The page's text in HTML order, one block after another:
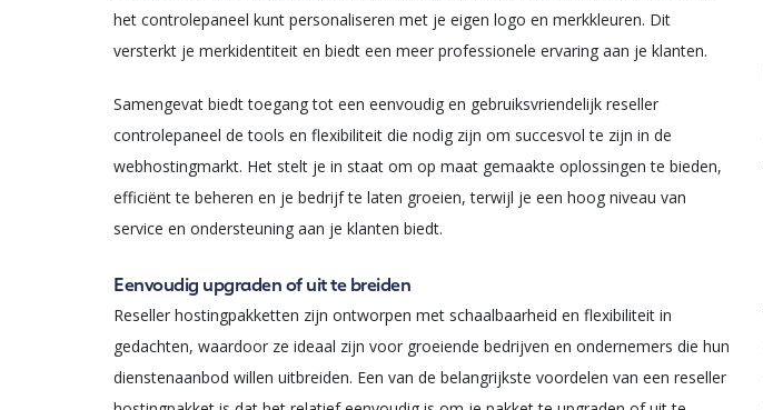
het controlepaneel kunt personaliseren met je eigen logo en merkkleuren. Dit
versterkt je merkidentiteit en biedt een meer professionele ervaring aan je klanten.
Samengevat biedt toegang tot een eenvoudig en gebruiksvriendelijk reseller
controlepaneel de tools en flexibiliteit die nodig zijn om succesvol te zijn in de
webhostingmarkt. Het stelt je in staat om op maat gemaakte oplossingen te bieden,
efficiënt te beheren en je bedrijf te laten groeien, terwijl je een hoog niveau van
service en ondersteuning aan je klanten biedt.
Eenvoudig upgraden of uit te breiden
Reseller hostingpakketten zijn ontworpen met schaalbaarheid en flexibiliteit in
gedachten, waardoor ze ideaal zijn voor groeiende bedrijven en ondernemers die hun
dienstenaanbod willen uitbreiden. Een van de belangrijkste voordelen van een reseller